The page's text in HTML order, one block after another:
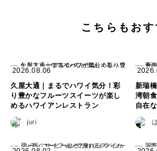
こちらもおす
2026.08.06
久屋大通｜まるでハワイ気分！彩
り豊かなフルーツスイーツが楽し
めるハワイアンレストラン
juri
新瑞
湾朝
自在